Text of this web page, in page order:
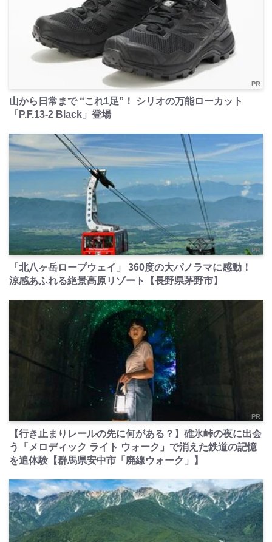
PR
山から日常まで “これ1足”！ シリオの万能ローカット
「P.F.13-2 Black」登場
PR
「北八ヶ岳ロープウェイ」 360度の大パノラマに感動！
涼感あふれる絶景高原リゾート【長野県茅野市】
PR
【行き止まりレールの先に何がある？】碓氷峠の夜に出会
う「メロディック ライト ウォーク」で消えた鉄道の記憶
を追体験【群馬県安中市「廃線ウォーク」】